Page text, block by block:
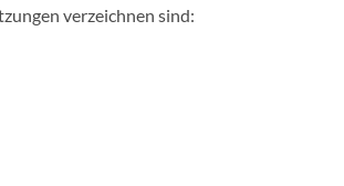
verzeichnen sind: